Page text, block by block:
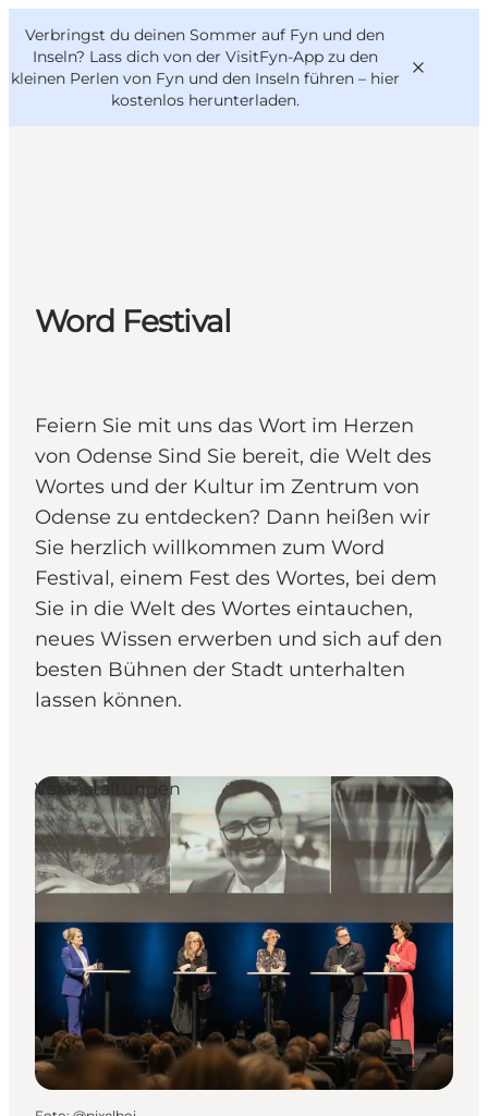
Verbringst du deinen Sommer auf Fyn und den
Inseln? Lass dich von der VisitFyn-App zu den
kleinen Perlen von Fyn und den Inseln führen – hier
kostenlos herunterladen.
Übernachtung
VisitFyn
Deutsch
Word Festival
Feiern Sie mit uns das Wort im Herzen
von Odense Sind Sie bereit, die Welt des
Wortes und der Kultur im Zentrum von
Odense zu entdecken? Dann heißen wir
Sie herzlich willkommen zum Word
Festival, einem Fest des Wortes, bei dem
Sie in die Welt des Wortes eintauchen,
neues Wissen erwerben und sich auf den
besten Bühnen der Stadt unterhalten
lassen können.
Veranstaltungen